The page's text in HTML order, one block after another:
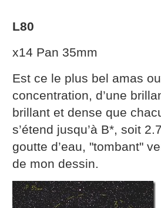
L80
x14 Pan 35mm
Est ce le plus bel amas
concentration, d’une
brillant et dense que
s’étend jusqu’à B*, soit
goutte d’eau, "tombant"
de mon dessin.